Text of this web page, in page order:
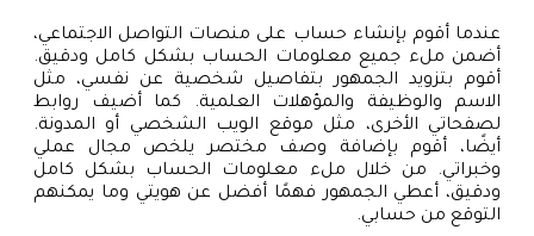
عندما أقوم بإنشاء حساب على منصات التواصل الاجتماعي،
أضمن ملء جميع معلومات الحساب بشكل كامل ودقيق.
أقوم بتزويد الجمهور بتفاصيل شخصية عن نفسي، مثل
الاسم والوظيفة والمؤهلات العلمية. كما أضيف روابط
لصفحاتي الأخرى، مثل موقع الويب الشخصي أو المدونة.
أيضًا، أقوم بإضافة وصف مختصر يلخص مجال عملي
وخبراتي. من خلال ملء معلومات الحساب بشكل كامل
ودقيق، أعطي الجمهور فهمًا أفضل عن هويتي وما يمكنهم
التوقع من حسابي.